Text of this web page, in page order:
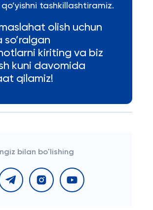
tashkillashtiramiz.
olish uchun
so’ralgan
kiriting va biz
kuni davomida
qilamiz!
bilan bo'lishing